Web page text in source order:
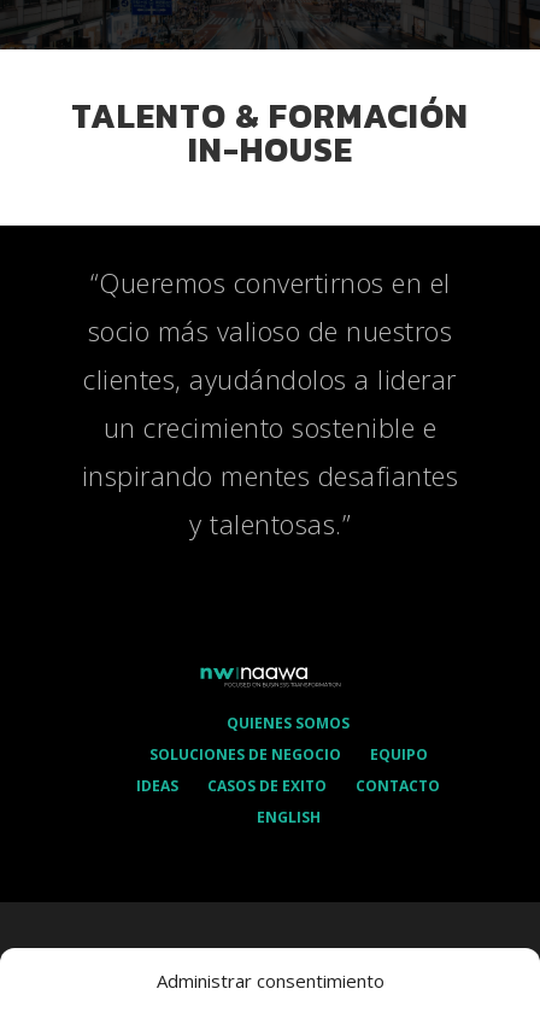
Administrar consentimiento
TALENTO & FORMACIÓN
IN-HOUSE
“Queremos convertirnos en el
socio más valioso de nuestros
clientes, ayudándolos a liderar
un crecimiento sostenible e
inspirando mentes desafiantes
y talentosas.”
QUIENES SOMOS
SOLUCIONES DE NEGOCIO
EQUIPO
IDEAS
CASOS DE EXITO
CONTACTO
ENGLISH